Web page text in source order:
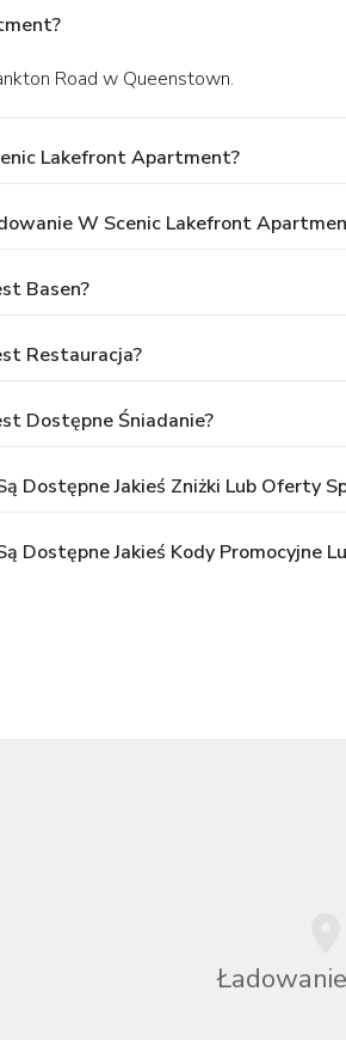
Road w Queenstown.
Lakefront Apartment?
W Scenic Lakefront
Basen?
Restauracja?
Dostępne Śniadanie?
Dostępne Jakieś Zniżki Lub Oferty
Dostępne Jakieś Kody Promocyjne